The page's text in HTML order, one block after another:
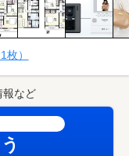
）
報など